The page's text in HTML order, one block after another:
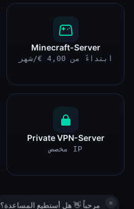
Minecraft-Server
ابتداءً من 4,00 €/شهر
Private VPN-Server
IP مخصص
× مرحباً 👋 هل أستطيع المساعدة؟